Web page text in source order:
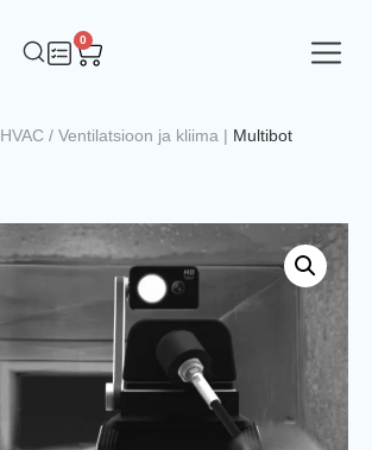
0
HVAC / Ventilatsioon ja kliima | Multibot